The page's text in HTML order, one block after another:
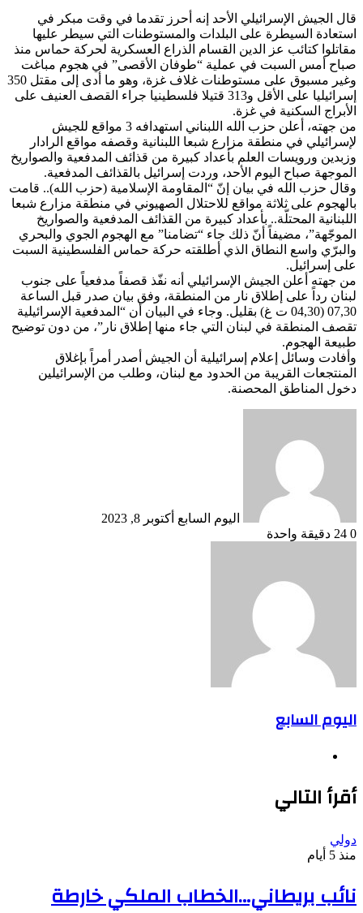
قال الجيش الإسرائيلي الأحد إنه أحرز تقدما في وقت مبكر في
استعادة السيطرة على البلدات والمستوطنات التي سيطر عليها
مقاتلوا كتائب عز الدين القسام الذراع العسكرية لحركة حماس منذ
صباح أمس السبت في عملية “طوفان الأقصى” في هجوم مباغت
وغير مسبوق على مستوطنات غلاف غزة، وهو ما أدى إلى مقتل 350
إسرائيليا على الأقل و313 قتيلا فلسطينيا جراء القصف العنيف على
الأبراج السكنية في غزة.
من جهته، أعلن حزب الله اللبناني استهدافه 3 مواقع للجيش
لإسرائيلي في منطقة مزارع شبعا اللبنانية وقصفه مواقع الرادار
وزبدين ورويسات العلم بأعداد كبيرة من قذائف المدفعية والصواريخ
الموجهة صباح اليوم الأحد، وردت إسرائيل بالقذائف المدفعية.
وقال حزب الله في بيان إنّ “المقاومة الإسلامية (حزب الله).. قامت
بالهجوم على ثلاثة مواقع للاحتلال الصهيوني في منطقة مزارع شبعا
اللبنانية المحتلّة.. بأعداد كبيرة من القذائف المدفعية والصواريخ
الموجّهة”، مضيفاً أنّ ذلك جاء “تضامنا” مع الهجوم الجوي والبحري
والبرّي واسع النطاق الذي أطلقته حركة حماس الفلسطينية السبت
على إسرائيل.
من جهته أعلن الجيش الإسرائيلي أنه نفّذ قصفاً مدفعياً على جنوب
لبنان رداً على إطلاق نار من المنطقة، وفق بيان صدر قبل الساعة
07,30 (04,30 ت غ) بقليل. وجاء في البيان أن “المدفعية الإسرائيلية
تقصف المنطقة في لبنان التي جاء منها إطلاق نار”، من دون توضيح
طبيعة الهجوم.
وأفادت وسائل إعلام إسرائيلية أن الجيش أصدر أمراً بإغلاق
المنتجعات القريبة من الحدود مع لبنان، وطلب من الإسرائيلين
دخول المناطق المحصنة.
اليوم السابع أكتوبر 8, 2023
0
دقيقة واحدة
اليوم السابع
أقرأ التالي
دولي
منذ 5 أيام
نائب بريطاني…الخطاب الملكي خارطة